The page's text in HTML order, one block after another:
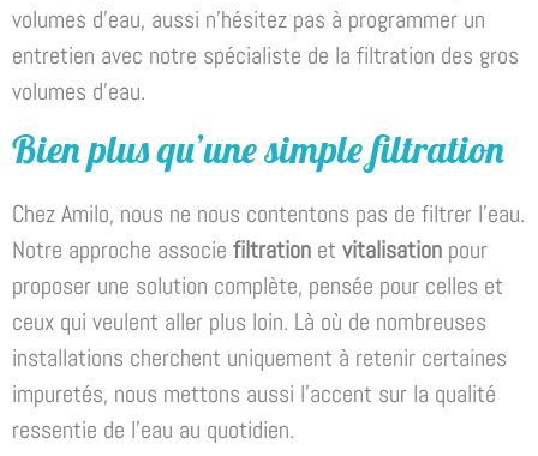
volumes d’eau, aussi n’hésitez pas à programmer un
entretien avec notre spécialiste de la filtration des gros
volumes d’eau.
Bien plus qu’une simple filtration
Chez Amilo, nous ne nous contentons pas de filtrer l’eau.
Notre approche associe filtration et vitalisation pour
proposer une solution complète, pensée pour celles et
ceux qui veulent aller plus loin. Là où de nombreuses
installations cherchent uniquement à retenir certaines
impuretés, nous mettons aussi l’accent sur la qualité
ressentie de l’eau au quotidien.